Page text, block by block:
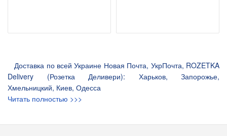
Доставка по всей Украине Новая Почта, УкрПочта, ROZETKA
Delivery (Розетка Деливери): Харьков, Запорожье,
Хмельницкий, Киев, Одесса
Читать полностью >>>